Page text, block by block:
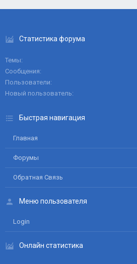
Статистика форума
Темы
Сообщения
Пользователи
Новый пользователь
Быстрая навигация
Главная
Форумы
Обратная Связь
Меню пользователя
Login
Онлайн статистика